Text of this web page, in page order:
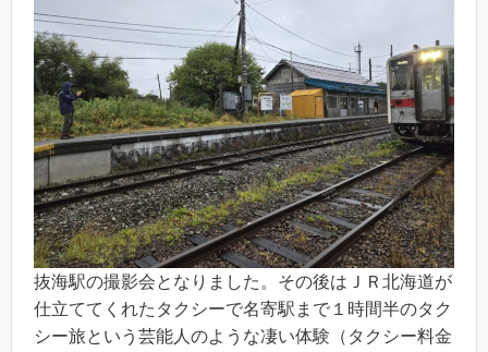
抜海駅の撮影会となりました。その後はＪＲ北海道が
仕立ててくれたタクシーで名寄駅まで１時間半のタク
シー旅という芸能人のような凄い体験（タクシー料金